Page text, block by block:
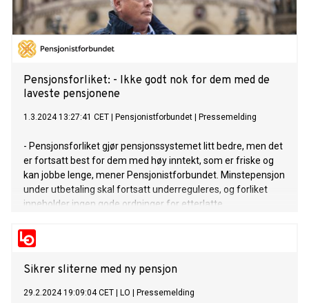
Pensjonsforliket: - Ikke godt nok for dem med de
laveste pensjonene
1.3.2024 13:27:41 CET Pensjonistforbundet Pressemelding
- Pensjonsforliket gjør pensjonssystemet litt bedre, men det
er fortsatt best for dem med høy inntekt, som er friske og
kan jobbe lenge, mener Pensjonistforbundet. Minstepensjon
under utbetaling skal fortsatt underreguleres, og forliket
inneholder ingen gode ordninger for etterlatte.
Sikrer sliterne med ny pensjon
29.2.2024 19:09:04 CET LO Pressemelding